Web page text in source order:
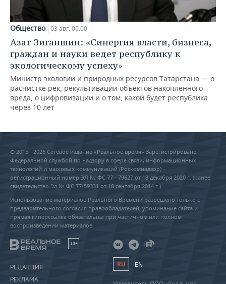
Общество 03 авг, 00:00
Азат Зиганшин: «Синергия власти, бизнеса,
граждан и науки ведет республику к
экологическому успеху»
Министр экологии и природных ресурсов Татарстана — о
расчистке рек, рекультивации объектов накопленного
вреда, о цифровизации и о том, какой будет республика
через 10 лет
© 2015 - 2026 Сетевое издание «Реальное время» Зарегистрировано
Федеральной службой по надзору в сфере связи, информационных
технологий и массовых коммуникаций (Роскомнадзор) –
регистрационный номер ЭЛ № ФС 77 - 79627 от 18 декабря 2020 г. (ранее
свидетельство Эл № ФС 77-59331 от 18 сентября 2014 г.)
Использование материалов Реального Времени разрешено только с
предварительного согласия правообладателей, упоминание сайта и
прямая гиперссылка обязательны при частичном или полном
воспроизведении материалов.
18+
РЕДАКЦИЯ
РЕКЛАМА
RU EN